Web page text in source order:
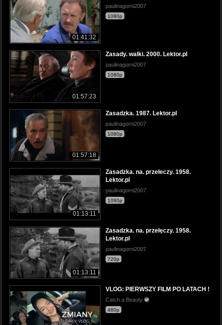
01:41:32
paulinagorni2007
1080p
01:57:23
Zasady. walki. 2000. Lektor.pl
paulinagorni2007
1080p
01:57:18
Zasadzka. 1987. Lektor.pl
paulinagorni2007
1080p
01:13:11
Zasadzka. na. przełeczy. 1958.
Lektor.pl
paulinagorni2007
1080p
01:13:11
Zasadzka. na. przełęczy. 1958.
Lektor.pl
paulinagorni2007
720p
VLOG: PIERWSZY FILM PO LATACH !
Catch a Beauty
480p